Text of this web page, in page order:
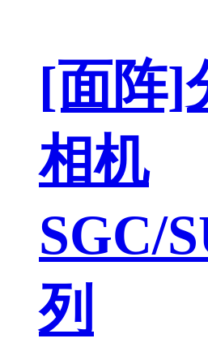
[面阵]
相机
SGC/
列